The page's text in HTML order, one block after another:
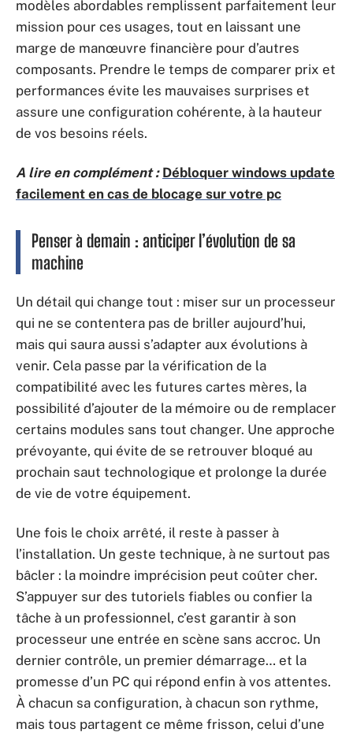
modèles abordables remplissent parfaitement leur
mission pour ces usages, tout en laissant une
marge de manœuvre financière pour d’autres
composants. Prendre le temps de comparer prix et
performances évite les mauvaises surprises et
assure une configuration cohérente, à la hauteur
de vos besoins réels.
A lire en complément : Débloquer windows update
facilement en cas de blocage sur votre pc
Penser à demain : anticiper l’évolution de sa
machine
Un détail qui change tout : miser sur un processeur
qui ne se contentera pas de briller aujourd’hui,
mais qui saura aussi s’adapter aux évolutions à
venir. Cela passe par la vérification de la
compatibilité avec les futures cartes mères, la
possibilité d’ajouter de la mémoire ou de remplacer
certains modules sans tout changer. Une approche
prévoyante, qui évite de se retrouver bloqué au
prochain saut technologique et prolonge la durée
de vie de votre équipement.
Une fois le choix arrêté, il reste à passer à
l’installation. Un geste technique, à ne surtout pas
bâcler : la moindre imprécision peut coûter cher.
S’appuyer sur des tutoriels fiables ou confier la
tâche à un professionnel, c’est garantir à son
processeur une entrée en scène sans accroc. Un
dernier contrôle, un premier démarrage… et la
promesse d’un PC qui répond enfin à vos attentes.
À chacun sa configuration, à chacun son rythme,
mais tous partagent ce même frisson, celui d’une